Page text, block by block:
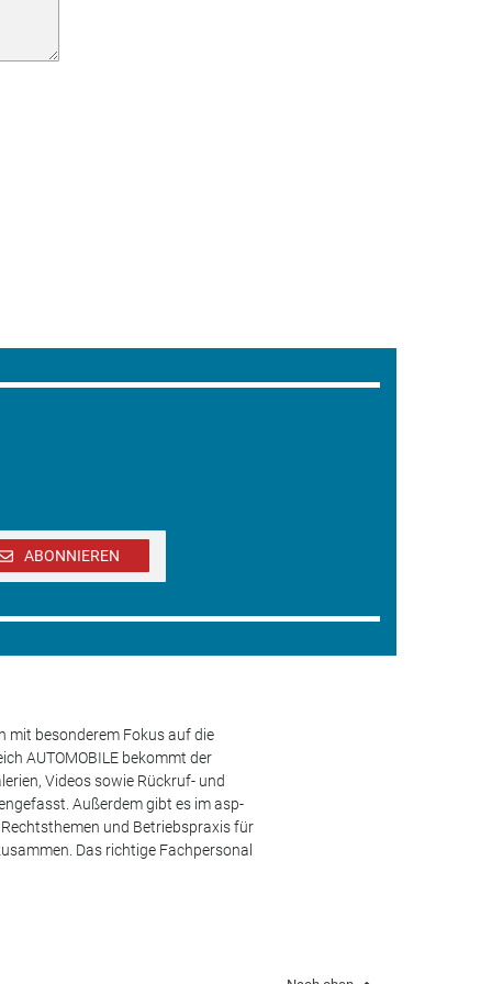
ABONNIEREN
mit besonderem Fokus auf die
AUTOMOBILE bekommt der
Videos sowie Rückruf- und
Außerdem gibt es im asp-
und Betriebspraxis für
Das richtige Fachpersonal